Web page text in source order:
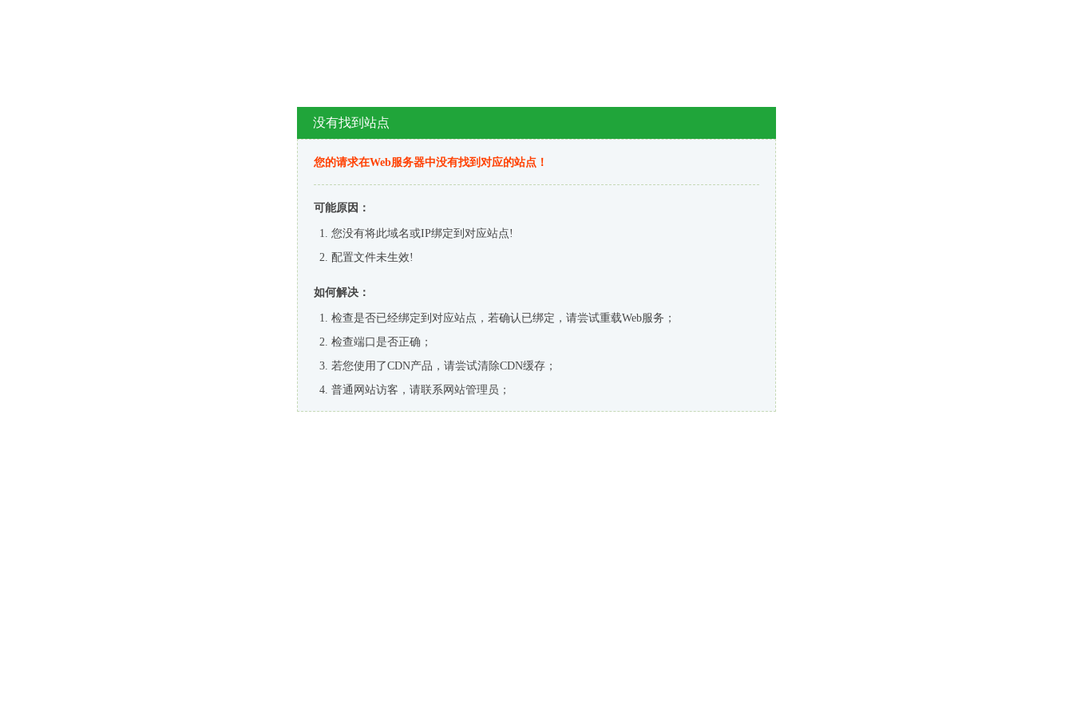
没有找到站点
您的请求在Web服务器中没有找到对应的站点！
可能原因：
您没有将此域名或IP绑定到对应站点!
配置文件未生效!
如何解决：
检查是否已经绑定到对应站点，若确认已绑定，请尝试重载Web服务；
检查端口是否正确；
若您使用了CDN产品，请尝试清除CDN缓存；
普通网站访客，请联系网站管理员；